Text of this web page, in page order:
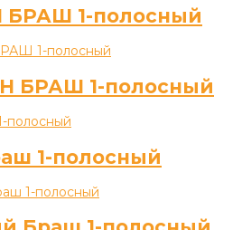
1-полосный
БРАШ 1-полосный
1-полосный